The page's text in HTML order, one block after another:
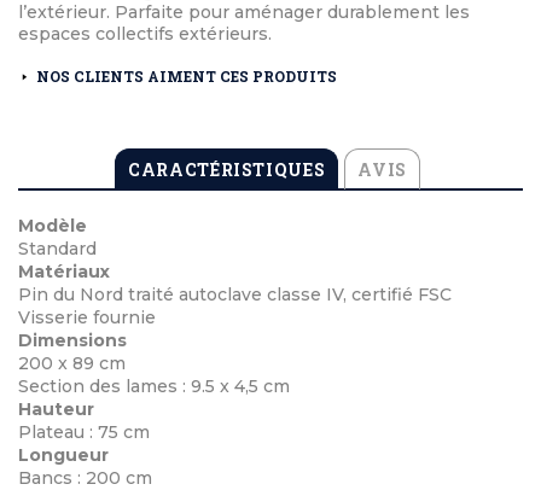
l’extérieur. Parfaite pour aménager durablement les
espaces collectifs extérieurs.
NOS CLIENTS AIMENT CES PRODUITS
CARACTÉRISTIQUES AVIS
Modèle
Standard
Matériaux
Pin du Nord traité autoclave classe IV, certifié FSC
Visserie fournie
Dimensions
200 x 89 cm
Section des lames : 9.5 x 4,5 cm
Hauteur
Plateau : 75 cm
Longueur
Bancs : 200 cm